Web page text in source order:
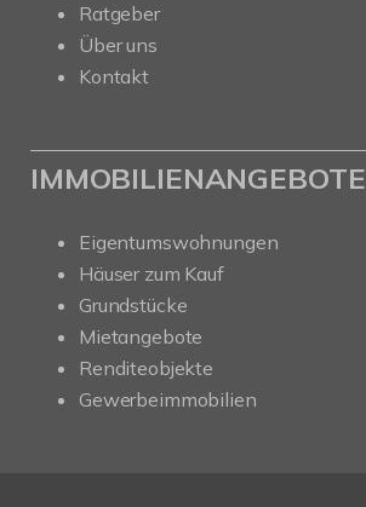
Ratgeber
Über uns
Kontakt
IMMOBILIENANGEBOTE
Eigentumswohnungen
Häuser zum Kauf
Grundstücke
Mietangebote
Renditeobjekte
Gewerbeimmobilien